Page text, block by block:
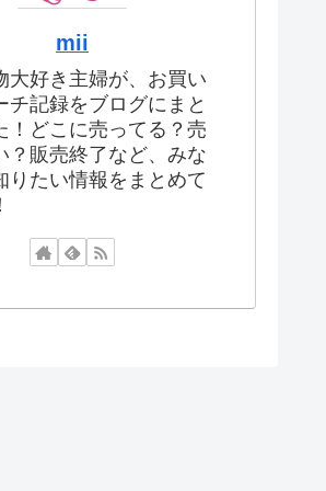
mii
大好き主婦が、お買い
チ記録をブログにまと
！どこに売ってる？売
？販売終了など、みな
りたい情報をまとめて